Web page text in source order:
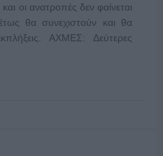
οι ανατροπές δεν φαίνεται
θα συνεχιστούν και θα
ΑΧΜΕΣ: Δεύτερες